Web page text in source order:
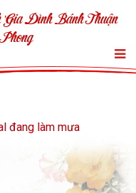
Đình Bánh Thuận
Phong
đang làm mưa